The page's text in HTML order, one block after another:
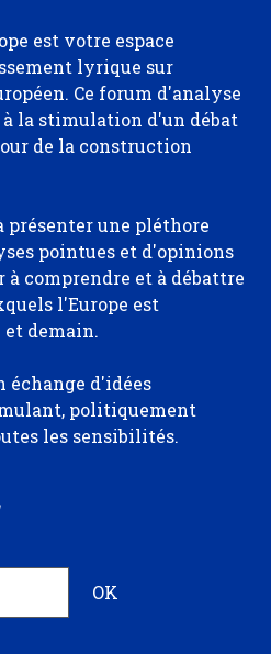
est votre espace
lyrique sur
Ce forum d'analyse
la stimulation d'un débat
de la construction
présenter une pléthore
pointues et d'opinions
à comprendre et à débattre
l'Europe est
demain.
échange d'idées
politiquement
les sensibilités.